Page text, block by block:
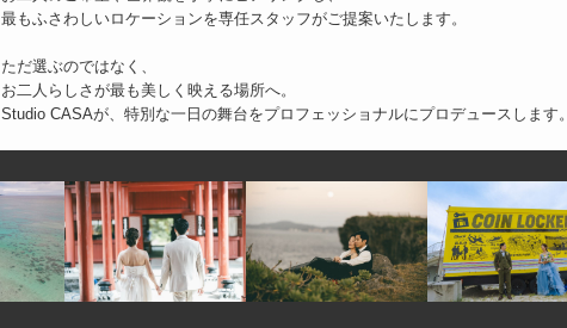
最もふさわしいロケーションを専任スタッフがご提案いたします。
ただ選ぶのではなく、
お二人らしさが最も美しく映える場所へ。
Studio CASAが、特別な一日の舞台をプロフェッショナルにプロデュースします。